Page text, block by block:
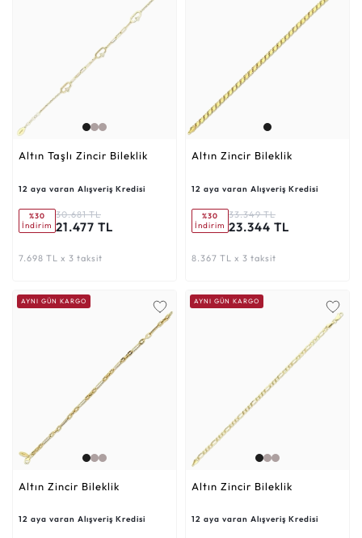
Altın Taşlı Zincir Bileklik
12 aya varan Alışveriş Kredisi
%30
İndirim
30.681 TL
21.477 TL
7.698 TL x 3 taksit
Altın Zincir Bileklik
12 aya varan Alışveriş Kredisi
%30
İndirim
33.349 TL
23.344 TL
8.367 TL x 3 taksit
AYNI GÜN KARGO
Altın Zincir Bileklik
12 aya varan Alışveriş Kredisi
AYNI GÜN KARGO
Altın Zincir Bileklik
12 aya varan Alışveriş Kredisi